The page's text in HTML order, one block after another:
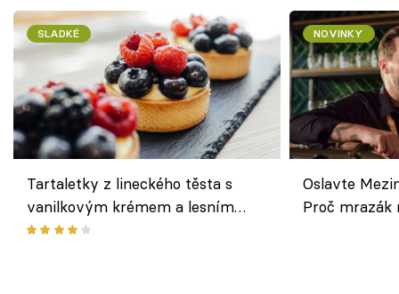
SLADKÉ
Tartaletky z lineckého těsta s
vanilkovým krémem a lesním
ovocem podle Bread Society
NOVINKY
Oslavte
Proč